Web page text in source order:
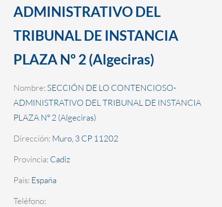
ADMINISTRATIVO DEL
TRIBUNAL DE INSTANCIA
PLAZA Nº 2 (Algeciras)
Nombre: SECCIÓN DE LO CONTENCIOSO-
ADMINISTRATIVO DEL TRIBUNAL DE INSTANCIA
PLAZA Nº 2 (Algeciras)
Dirección: Muro, 3 CP 11202
Provincia: Cadiz
País: España
Teléfono: